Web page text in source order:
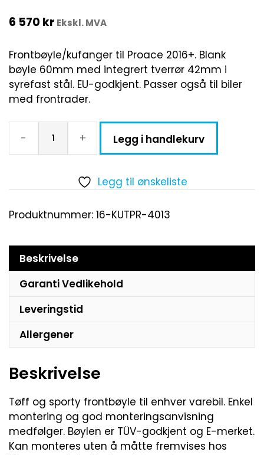
6 570 kr Ekskl. MVA
Frontbøyle/kufanger til Proace 2016+. Blank
bøyle 60mm med integrert tverrør 42mm i
syrefast stål. EU-godkjent. Passer også til biler
med frontrader.
- + Legg i handlekurv
Legg til ønskeliste
Produktnummer: 16-KUTPR-4013
Beskrivelse
Garanti Vedlikehold
Leveringstid
Allergener
Beskrivelse
Tøff og sporty frontbøyle til enhver varebil. Enkel
montering og god monteringsanvisning
medfølger. Bøylen er TÜV-godkjent og E-merket.
Kan monteres uten å måtte fremvises hos